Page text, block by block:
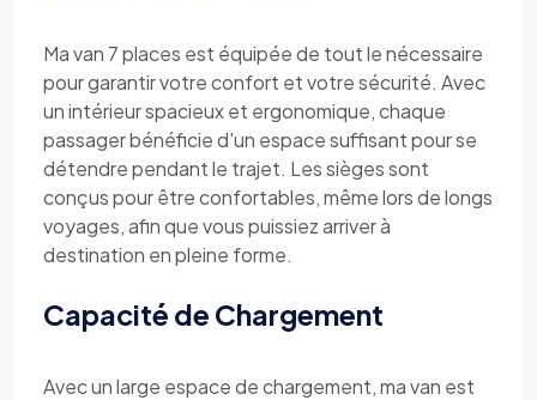
Ma van 7 places est équipée de tout le nécessaire
pour garantir votre confort et votre sécurité. Avec
un intérieur spacieux et ergonomique, chaque
passager bénéficie d'un espace suffisant pour se
détendre pendant le trajet. Les sièges sont
conçus pour être confortables, même lors de longs
voyages, afin que vous puissiez arriver à
destination en pleine forme.
Capacité de Chargement
Avec un large espace de chargement, ma van est